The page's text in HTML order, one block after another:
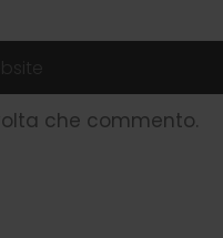
che commento.